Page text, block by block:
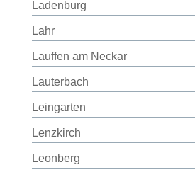
Ladenburg
Lahr
Lauffen am Neckar
Lauterbach
Leingarten
Lenzkirch
Leonberg